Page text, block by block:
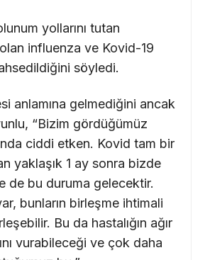
yollarını tutan
influenza ve Kovid-19
söyledi.
anlamına gelmediğini ancak
“Bizim gördüğümüz
ciddi etken. Kovid tam bir
yaklaşık 1 ay sonra bizde
de bu duruma gelecektir.
bunların birleşme ihtimali
Bu da hastalığın ağır
vurabileceği ve çok daha